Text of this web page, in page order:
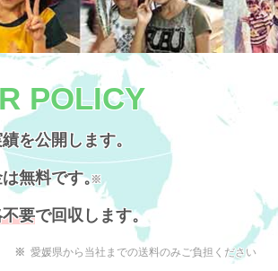
POLICY
を公開します。
は無料です。
※
要で回収します。
愛媛県から当社までの送料のみご負担ください